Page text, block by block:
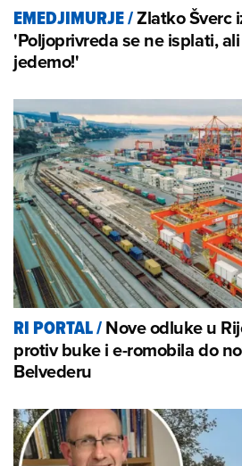
EMEDJIMURJE/Zlatko Šverc
'Poljoprivreda se ne isplati,
jedemo!'
RI PORTAL/Nove odluke u
protiv buke i e-romobila do
Belvederu